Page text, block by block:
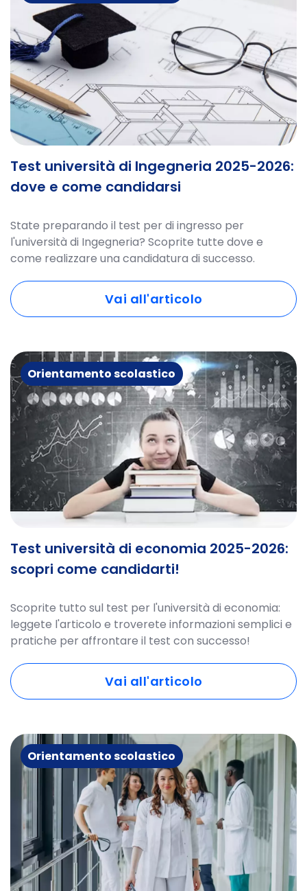
Test università di Ingegneria 2025-2026:
dove e come candidarsi
State preparando il test per di ingresso per
l'università di Ingegneria? Scoprite tutte dove e
come realizzare una candidatura di successo.
Vai all'articolo
Orientamento scolastico
Test università di economia 2025-2026:
scopri come candidarti!
Scoprite tutto sul test per l'università di economia:
leggete l'articolo e troverete informazioni semplici e
pratiche per affrontare il test con successo!
Vai all'articolo
Orientamento scolastico